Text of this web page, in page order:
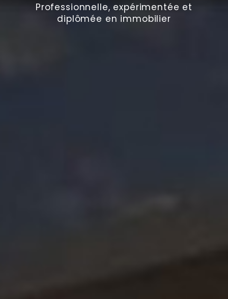
Professionnelle, expérimentée et
diplômée en immobilier